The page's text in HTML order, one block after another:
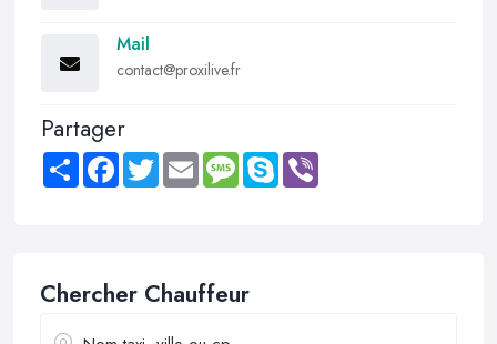
Mail
contact@proxilive.fr
Partager
Share FacebookTwitter Email MessageSkype
Chercher Chauffeur